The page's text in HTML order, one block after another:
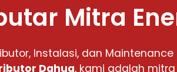
Mitra
Instalasi, dan Maintenance
Dahua, kami adalah